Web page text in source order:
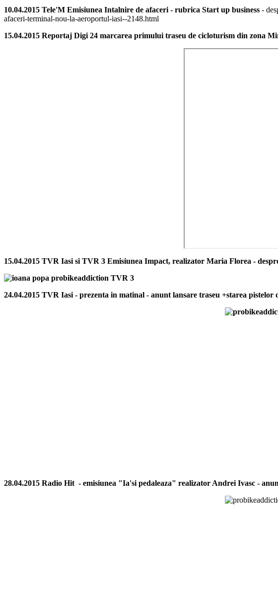
10.04.2015 Tele'M Emisiunea Intalnire de afaceri - rubrica Start up business -
afaceri-terminal-nou-la-aeroportul-iasi--2148.html
15.04.2015 Reportaj Digi 24 marcarea primului traseu de cicloturism din zona
15.04.2015 TVR Iasi si TVR 3 Emisiunea Impact, realizator Maria Florea -
24.04.2015 TVR Iasi - prezenta in matinal - anunt lansare traseu +starea
28.04.2015 Radio Hit - emisiunea "Ia'si pedaleaza" realizator Andrei Ivasc -